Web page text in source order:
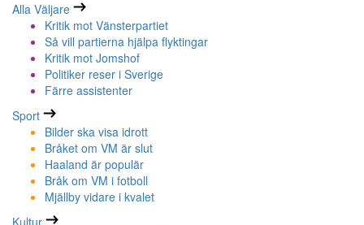
Alla Väljare
Kritik mot Vänsterpartiet
Så vill partierna hjälpa flyktingar
Kritik mot Jomshof
Politiker reser i Sverige
Färre assistenter
Sport
Bilder ska visa idrott
Bråket om VM är slut
Haaland är populär
Bråk om VM i fotboll
Mjällby vidare i kvalet